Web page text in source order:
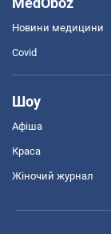
Новини медицини
Covid
Шоу
Афіша
Краса
Жіночий журнал